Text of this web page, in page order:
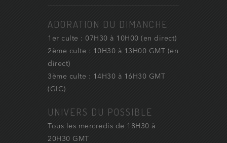
ADORATION DU DIMANCHE
1er culte : 07H30 à 10H00 (en direct)
2ème culte : 10H30 à 13H00 GMT (en
direct)
3ème culte : 14H30 à 16H30 GMT
(GIC)
UNIVERS DU POSSIBLE
Tous les mercredis de 18H30 à
20H30 GMT